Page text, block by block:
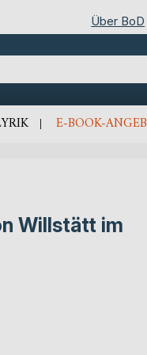
Über BoD
E-BOOK-
Willstätt im